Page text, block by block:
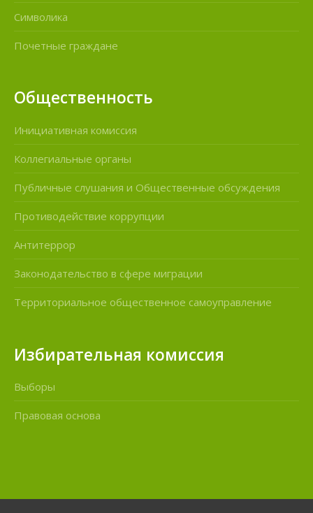
Символика
Почетные граждане
Общественность
Инициативная комиссия
Коллегиальные органы
Публичные слушания и Общественные обсуждения
Противодействие коррупции
Антитеррор
Законодательство в сфере миграции
Территориальное общественное самоуправление
Избирательная комиссия
Выборы
Правовая основа